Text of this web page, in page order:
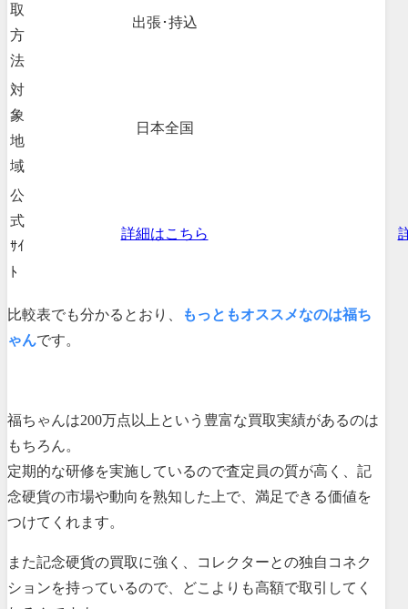
取
方
法
出張･持込
対
象
地
域
日本全国
公
式
ｻｲ
ﾄ
詳細はこちら
比較表でも分かるとおり、
もっともオススメなのは福ち
ゃんです。
福ちゃんは200万点以上という豊富な買取実績があるのは
もちろん。
定期的な研修を実施しているので査定員の質が高く、記
念硬貨の市場や動向を熟知した上で、満足できる価値を
つけてくれます。
また記念硬貨の買取に強く、コレクターとの独自コネク
ションを持っているので、どこよりも高額で取引してく